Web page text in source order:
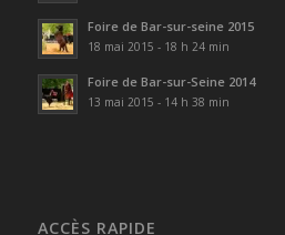
Foire de Bar-sur-seine 2015
18 mai 2015 - 18 h 24 min
Foire de Bar-sur-Seine 2014
13 mai 2015 - 14 h 38 min
ACCÈS RAPIDE